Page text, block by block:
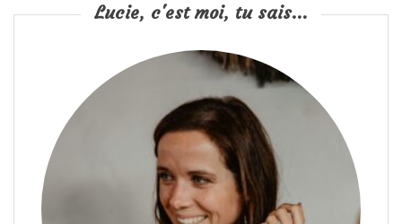
Lucie, c'est moi, tu sais...